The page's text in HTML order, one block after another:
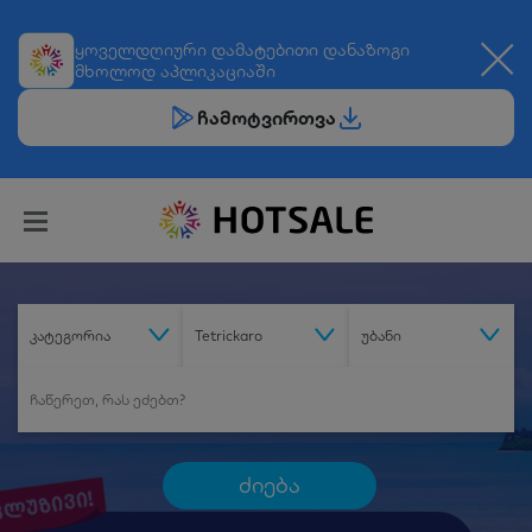
ყოველდღიური დამატებითი დანაზოგი
მხოლოდ აპლიკაციაში
ჩამოტვირთვა
კატეგორია Tetrickaro უბანი
ძიება